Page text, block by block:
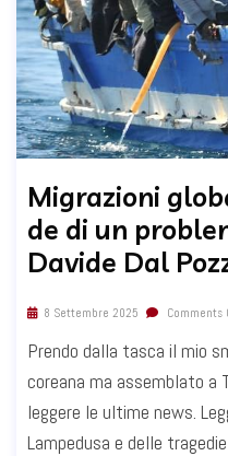
Migrazioni
de di un
Davide Dal
8 Settembre 2025 Comments
Prendo dalla tasca il mio
coreana ma assemblato a
leggere le ultime news.
Lampedusa e delle